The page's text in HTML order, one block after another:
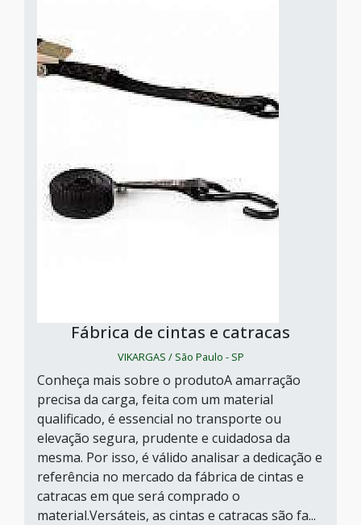
Fábrica de cintas e catracas
VIKARGAS / São Paulo - SP
Conheça mais sobre o produtoA amarração
precisa da carga, feita com um material
qualificado, é essencial no transporte ou
elevação segura, prudente e cuidadosa da
mesma. Por isso, é válido analisar a dedicação e
referência no mercado da fábrica de cintas e
catracas em que será comprado o
material.Versáteis, as cintas e catracas são fa...